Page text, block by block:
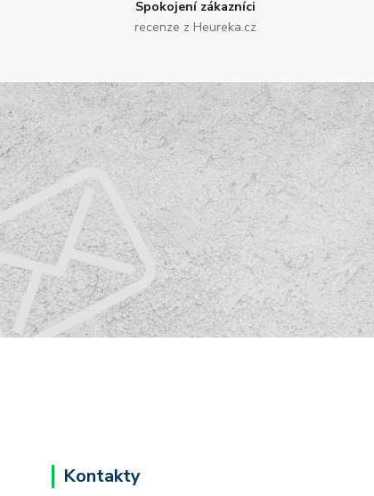
Spokojení zákazníci
recenze z Heureka.cz
Kontakty